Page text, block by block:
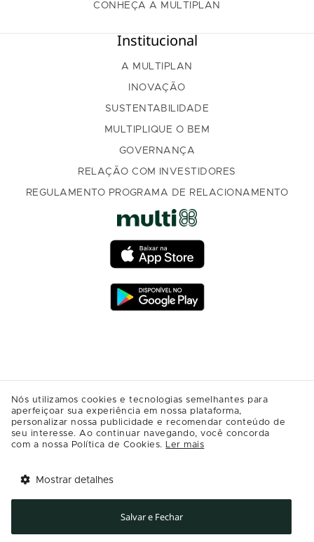
Nós utilizamos cookies e tecnologias semelhantes para
aperfeiçoar sua experiência em nossa plataforma,
personalizar nossa publicidade e recomendar conteúdo de
seu interesse. Ao continuar navegando, você concorda
com a nossa Política de Cookies. Ler mais
Mostrar detalhes
Salvar e Fechar
CONHEÇA A MULTIPLAN
Institucional
A MULTIPLAN
INOVAÇÃO
SUSTENTABILIDADE
MULTIPLIQUE O BEM
GOVERNANÇA
RELAÇÃO COM INVESTIDORES
REGULAMENTO PROGRAMA DE RELACIONAMENTO
Baixe agora o app Multi
Abrir